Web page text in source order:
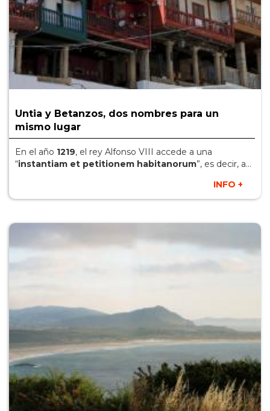
Untia y Betanzos, dos nombres para un
mismo lugar
En el año 1219, el rey Alfonso VIII accede a una
“instantiam et petitionem habitanorum”, es decir, a...
INFO +